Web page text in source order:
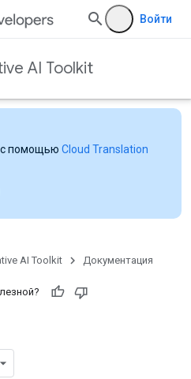
Войти
AI Toolkit
с помощью Cloud Translation
AI Toolkit Документация